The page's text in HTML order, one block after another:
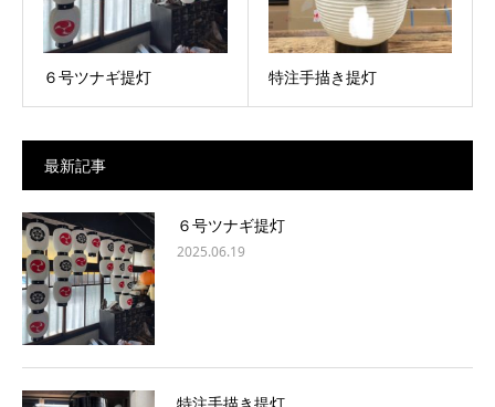
６号ツナギ提灯 特注手描き提灯
最新記事
６号ツナギ提灯
2025.06.19